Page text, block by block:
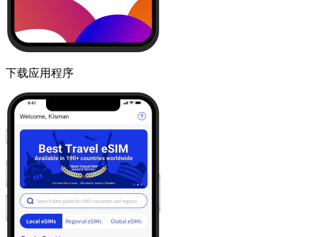
下载应用程序